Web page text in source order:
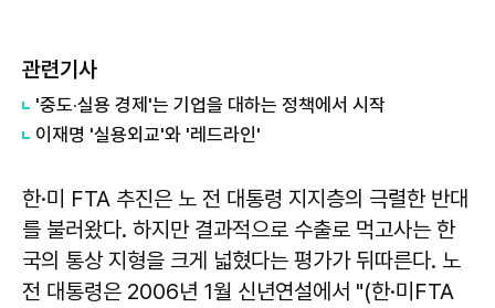
관련기사
'중도·실용 경제'는 기업을 대하는 정책에서 시작
이재명 '실용외교'와 '레드라인'
한·미 FTA 추진은 노 전 대통령 지지층의 극렬한 반대
를 불러왔다. 하지만 결과적으로 수출로 먹고사는 한
국의 통상 지형을 크게 넓혔다는 평가가 뒤따른다. 노
전 대통령은 2006년 1월 신년연설에서 "(한·미FTA